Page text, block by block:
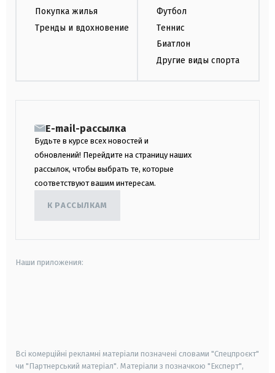
Покупка жилья
Тренды и вдохновение
Футбол
Теннис
Биатлон
Другие виды спорта
E-mail-рассылка
Будьте в курсе всех новостей и
обновлений! Перейдите на страницу наших
рассылок, чтобы выбрать те, которые
соответствуют вашим интересам.
К РАССЫЛКАМ
Наши приложения:
Всі комерційні рекламні матеріали позначені словами "Спецпроєкт"
чи "Партнерський матеріал". Матеріали з позначкою "Експерт",